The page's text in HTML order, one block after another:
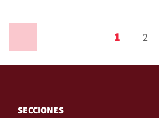
1 2
SECCIONES